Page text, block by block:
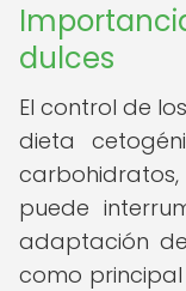
dulces
El control de
dieta
puede
adaptación
como principal